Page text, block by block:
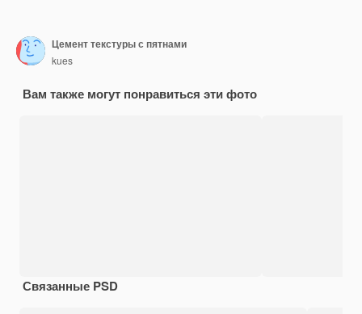
Цемент текстуры с пятнами
kues
Вам также могут понравиться эти фото
Связанные PSD